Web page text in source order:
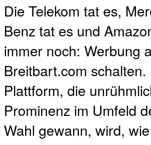
Die Telekom tat es,
Benz tat es und
immer noch: Werbung
Breitbart.com schalten.
Plattform, die
Prominenz im Umfeld
Wahl gewann, wird,